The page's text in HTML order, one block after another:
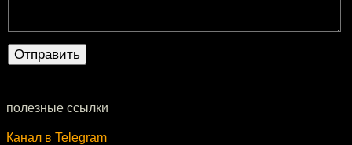
полезные ссылки
Канал в Telegram